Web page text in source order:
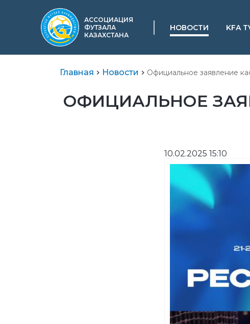
АССОЦИАЦИЯ
ФУТЗАЛА
КАЗАХСТАНА
НОВОСТИ KFA
Главная Новости Официальное заявление
ОФИЦИАЛЬНОЕ
10.02.2025 15:10